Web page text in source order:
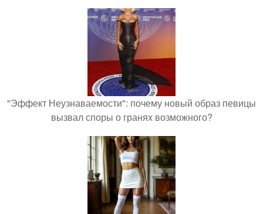
"Эффект Неузнаваемости": почему новый образ певицы
вызвал споры о гранях возможного?